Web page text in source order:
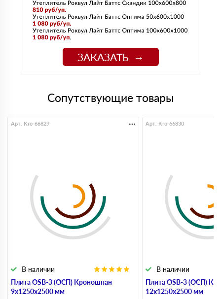
ЗАКАЗАТЬ
Сопутствующие товары
Плита OSB-3 (ОСП) Кроношпан
9х1250х2500 мм
В наличии
Арт. Kro-66829
Плита OSB-3 (ОСП)
12х1250х2500 мм
В наличии
Арт. Kro-66830